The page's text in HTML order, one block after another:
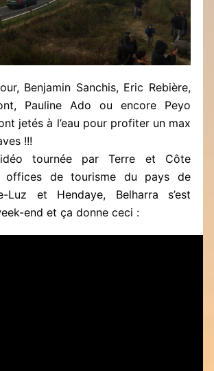
Benjamin Sanchis, Eric Rebière,
Pauline Ado ou encore Peyo
jetés à l’eau pour profiter un max
!!!
tournée par Terre et Côte
offices de tourisme du pays de
Luz et Hendaye, Belharra s’est
end et ça donne ceci :